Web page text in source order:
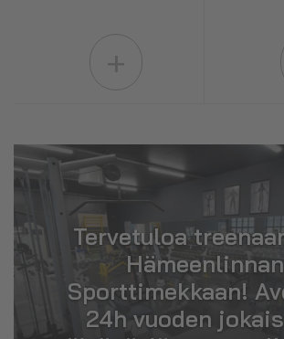
Tervetuloa
Hämeenlinnan
Sporttimekkaan!
24h vuoden